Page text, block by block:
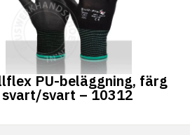
PU-beläggning, färg
svart/svart – 10312